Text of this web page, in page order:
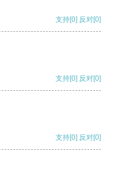
支持[0] 反对[0]
支持[0] 反对[0]
支持[0] 反对[0]